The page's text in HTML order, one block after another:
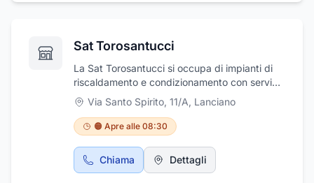
componenti ad alto contenuto tecnologico
Sat Torosantucci
La Sat Torosantucci si occupa di impianti di
riscaldamento e condizionamento con servizi
di progettazione, forniture, realizzazione e
assistenza. L’azienda si occupa della vendita
di caldaie, condizionatori.Inoltre ci occupiamo
pure di installazione, assistenza e
manutenzione di piccoli e grandi impianti di
climatizzazione, riscaldamento e centrali
Via Santo Spirito, 11/A, Lanciano
🟠 Apre alle 08:30
Chiama Dettagli